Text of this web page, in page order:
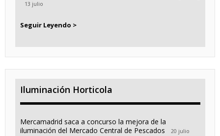
13 julio
Seguir Leyendo >
Iluminación Horticola
Mercamadrid saca a concurso la mejora de la
iluminación del Mercado Central de Pescados
20 julio